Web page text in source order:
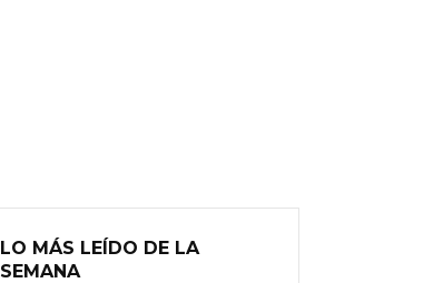
LO MÁS LEÍDO DE LA
SEMANA